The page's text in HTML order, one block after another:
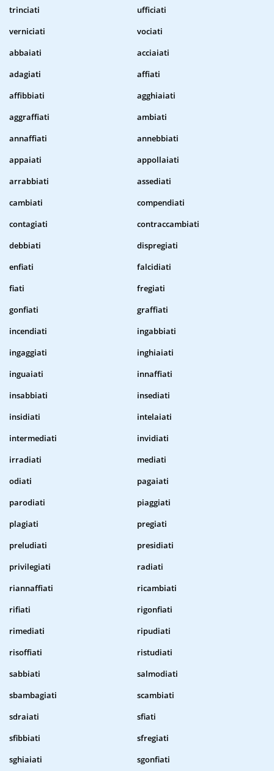
trinciati
ufficiati
verniciati
vociati
abbaiati
acciaiati
adagiati
affiati
affibbiati
agghiaiati
aggraffiati
ambiati
annaffiati
annebbiati
appaiati
appollaiati
arrabbiati
assediati
cambiati
compendiati
contagiati
contraccambiati
debbiati
dispregiati
enfiati
falcidiati
fiati
fregiati
gonfiati
graffiati
incendiati
ingabbiati
ingaggiati
inghiaiati
inguaiati
innaffiati
insabbiati
insediati
insidiati
intelaiati
intermediati
invidiati
irradiati
mediati
odiati
pagaiati
parodiati
piaggiati
plagiati
pregiati
preludiati
presidiati
privilegiati
radiati
riannaffiati
ricambiati
rifiati
rigonfiati
rimediati
ripudiati
risoffiati
ristudiati
sabbiati
salmodiati
sbambagiati
scambiati
sdraiati
sfiati
sfibbiati
sfregiati
sghiaiati
sgonfiati